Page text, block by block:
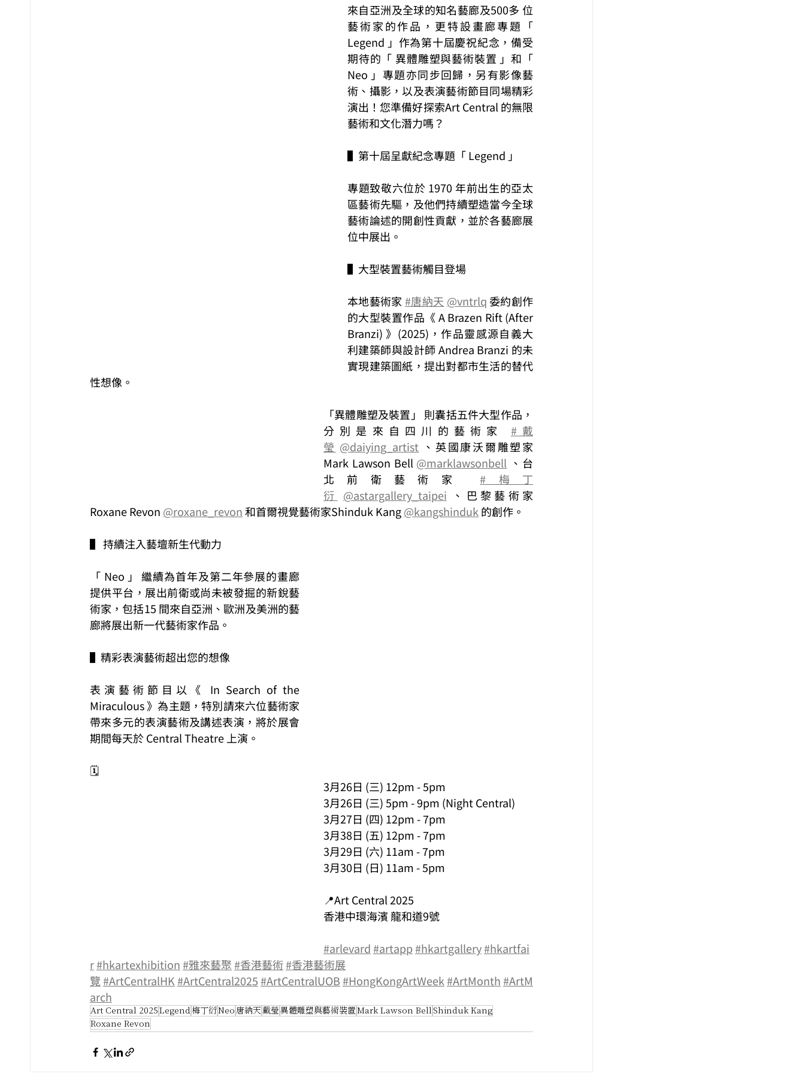
來自亞洲及全球的知名藝廊及500多 位
藝術家的作品，更特設畫廊專題「
Legend 」作為第十屆慶祝紀念，備受
期待的「 異體雕塑與藝術裝置 」和「
Neo 」專題亦同步回歸，另有影像藝
術、攝影，以及表演藝術節目同場精彩
演出！您準備好探索Art Central 的無限
藝術和文化潛力嗎？
▌第十屆呈獻紀念專題「 Legend 」
專題致敬六位於 1970 年前出生的亞太
區藝術先驅，及他們持續塑造當今全球
藝術論述的開創性貢獻，並於各藝廊展
位中展出。
▌大型裝置藝術觸目登場
本地藝術家 #唐納天 @vntrlq 委約創作
的大型裝置作品《 A Brazen Rift (After
Branzi) 》(2025)，作品靈感源自義大
利建築師與設計師 Andrea Branzi 的未
實現建築圖紙，提出對都市生活的替代
性想像。
「異體雕塑及裝置」 則囊括五件大型作品，
分別是來自四川的藝術家 #戴
瑩 @daiying_artist 、英國康沃爾雕塑家
Mark Lawson Bell @marklawsonbell 、台
北前衛藝術家 #梅丁
衍
@astargallery_taipei 、巴黎藝術家
Roxane Revon @roxane_revon 和首爾視覺藝術家Shinduk Kang @kangshinduk 的創作。
▌ 持續注入藝壇新生代動力
「 Neo 」 繼續為首年及第二年參展的畫廊
提供平台，展出前衛或尚未被發掘的新銳藝
術家，包括15 間來自亞洲、歐洲及美洲的藝
廊將展出新一代藝術家作品。
▌精彩表演藝術超出您的想像
表演藝術節目以《 In Search of the
Miraculous 》為主題，特別請來六位藝術家
帶來多元的表演藝術及講述表演，將於展會
期間每天於 Central Theatre 上演。
🗓️
3月26日 (三) 12pm - 5pm
3月26日 (三) 5pm - 9pm (Night Central)
3月27日 (四) 12pm - 7pm
3月38日 (五) 12pm - 7pm
3月29日 (六) 11am - 7pm
3月30日 (日) 11am - 5pm
📍Art Central 2025
香港中環海濱 龍和道9號
#arlevard#artapp#hkartgallery#hkartfai
r#hkartexhibition#雅來藝聚#香港藝術#香港藝術展
覽#ArtCentralHK#ArtCentral2025#ArtCentralUOB#HongKongArtWeek#ArtMonth#ArtM
arch
Art Central 2025 Legend 梅丁衍Neo 唐納天 戴瑩 異體雕塑與藝術裝置 Mark Lawson Bell
Shinduk Kang
Roxane Revon